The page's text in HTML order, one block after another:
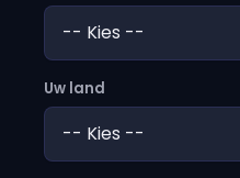
Uw land